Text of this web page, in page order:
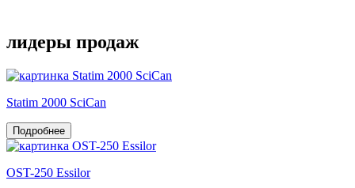
лидеры продаж
Statim 2000 SciCan
Подробнее
OST-250 Essilor